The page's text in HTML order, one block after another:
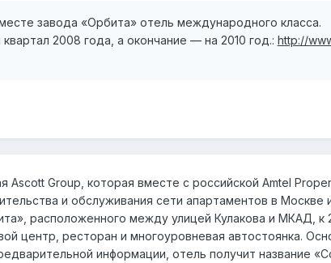
завода «Орбита» отель международного класса.
2008 года, а окончание — на 2010 год.: http://
Ascott Group, которая вместе с российской Amtel
и обслуживания сети апартаментов в Москве
расположенного между улицей Кулакова и МКАД, к
центр, ресторан и многоуровневая автостоянка.
информации, отель получит название